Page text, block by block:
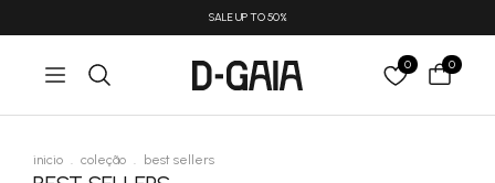
SALE UP TO 50%
0 0
inicio . coleção . best sellers